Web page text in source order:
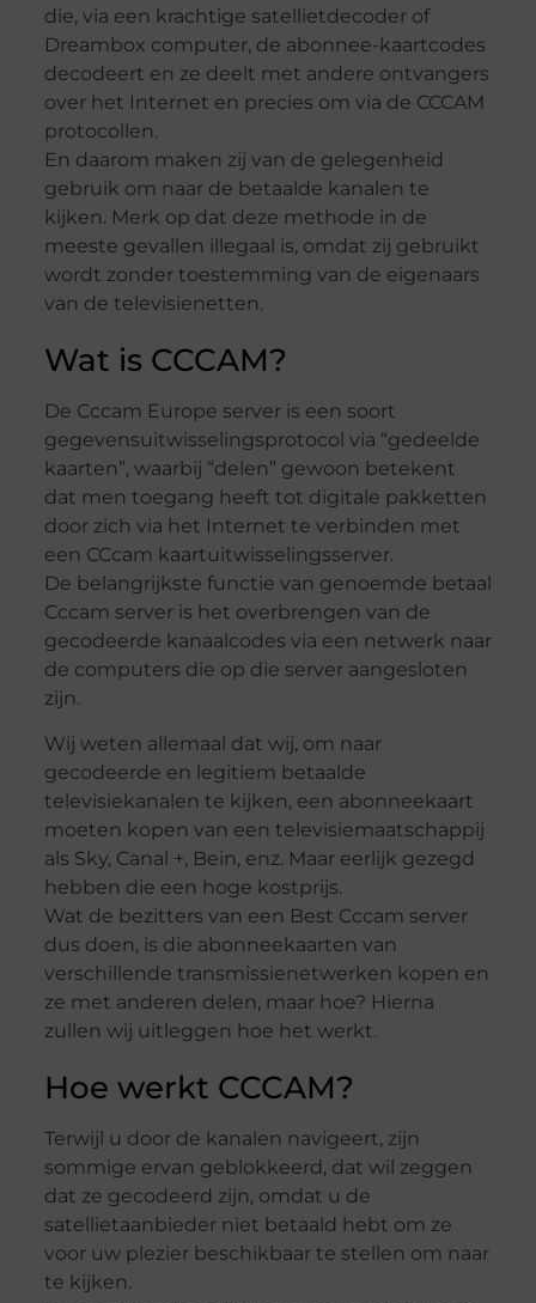
die, via een krachtige satellietdecoder of
Dreambox computer, de abonnee-kaartcodes
decodeert en ze deelt met andere ontvangers
over het Internet en precies om via de CCCAM
protocollen.
En daarom maken zij van de gelegenheid
gebruik om naar de betaalde kanalen te
kijken. Merk op dat deze methode in de
meeste gevallen illegaal is, omdat zij gebruikt
wordt zonder toestemming van de eigenaars
van de televisienetten.
Wat is CCCAM?
De Cccam Europe server is een soort
gegevensuitwisselingsprotocol via “gedeelde
kaarten”, waarbij “delen” gewoon betekent
dat men toegang heeft tot digitale pakketten
door zich via het Internet te verbinden met
een CCcam kaartuitwisselingsserver.
De belangrijkste functie van genoemde betaal
Cccam server is het overbrengen van de
gecodeerde kanaalcodes via een netwerk naar
de computers die op die server aangesloten
zijn.
Wij weten allemaal dat wij, om naar
gecodeerde en legitiem betaalde
televisiekanalen te kijken, een abonneekaart
moeten kopen van een televisiemaatschappij
als Sky, Canal +, Bein, enz. Maar eerlijk gezegd
hebben die een hoge kostprijs.
Wat de bezitters van een Best Cccam server
dus doen, is die abonneekaarten van
verschillende transmissienetwerken kopen en
ze met anderen delen, maar hoe? Hierna
zullen wij uitleggen hoe het werkt.
Hoe werkt CCCAM?
Terwijl u door de kanalen navigeert, zijn
sommige ervan geblokkeerd, dat wil zeggen
dat ze gecodeerd zijn, omdat u de
satellietaanbieder niet betaald hebt om ze
voor uw plezier beschikbaar te stellen om naar
te kijken.